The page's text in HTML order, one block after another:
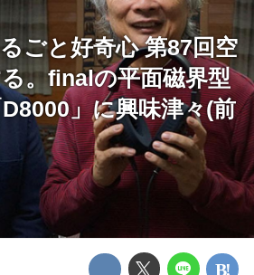
ごと好奇心 第87回空
。finalの平面磁界型
」に興味津々(前